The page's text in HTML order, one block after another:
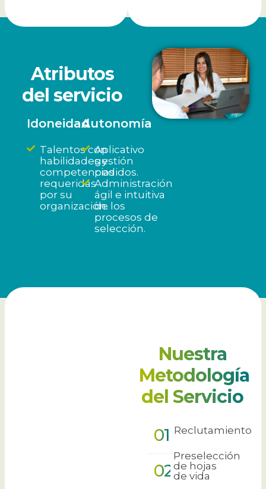
Atributos
del servicio
Idoneidad
Talentos con
habilidades y
competencias
requeridas
por su
organización.
Autonomía
Aplicativo
gestión
pedidos.
Administración
ágil e intuitiva
de los
procesos de
selección.
Nuestra
Metodología
delServicio
01 Reclutamiento
02
Preselección
de hojas
de vida